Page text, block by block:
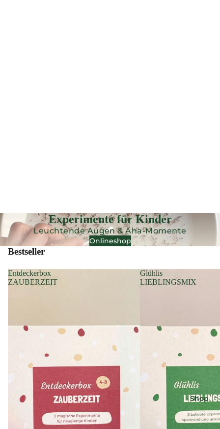
Shop
Experimente für Kinder
Leuchtende Augen & Aha-Momente
Onlineshop
Bestseller
Entdeckerbox
ZAUBERZEIT
Glühlis
LIEBLINGSMIX